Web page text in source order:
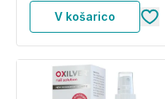
V košarico